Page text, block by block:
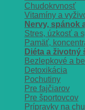
Chudokrvnosť
Vitamíny a
Nervy, spánok
Stres, úzkosť a
Pamäť,
Diéta a životný
Bezlepkové a
Detoxikácia
Pochutiny
Pre fajčiarov
Pre športovcov
Prípravky na